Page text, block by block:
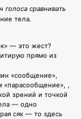
сравнивать
тела.
— это жест?
прямо из
«сообщение»,
,
зрений и точкой
— одно
сяк — то здесь